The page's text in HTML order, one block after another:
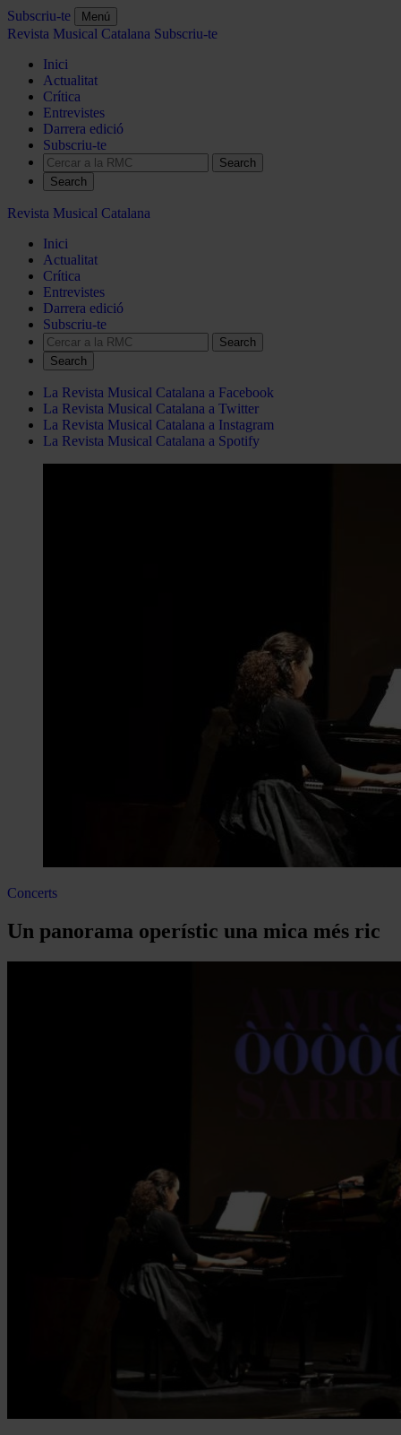
Subscriu-te Menú
Revista Musical Catalana Subscriu-te
Inici
Actualitat
Crítica
Entrevistes
Darrera edició
Subscriu-te
Search
Revista Musical Catalana
Inici
Actualitat
Crítica
Entrevistes
Darrera edició
Subscriu-te
Search
La Revista Musical Catalana a Facebook
La Revista Musical Catalana a Twitter
La Revista Musical Catalana a Instagram
La Revista Musical Catalana a Spotify
Concerts
Un panorama operístic una mica més ric